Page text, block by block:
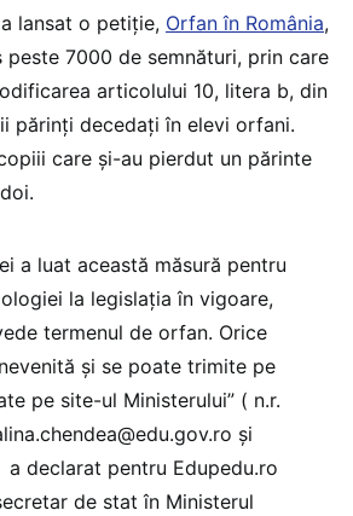
lansat o petiție, Orfan în România,
peste 7000 de semnături, prin care
articolului 10, litera b, din
părinți decedați în elevi orfani.
care și-au pierdut un părinte
a luat această măsură pentru
la legislația în vigoare,
termenul de orfan. Orice
și se poate trimite pe
pe site-ul Ministerului” ( n.r.
și
a declarat pentru Edupedu.ro
de stat în Ministerul